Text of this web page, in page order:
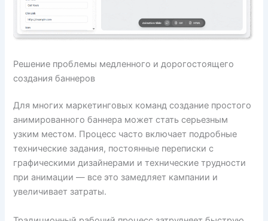
Решение проблемы медленного и дорогостоящего
создания баннеров
Для многих маркетинговых команд создание простого
анимированного баннера может стать серьезным
узким местом. Процесс часто включает подробные
технические задания, постоянные переписки с
графическими дизайнерами и технические трудности
при анимации — все это замедляет кампании и
увеличивает затраты.